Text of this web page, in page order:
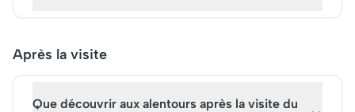
Après la visite
Que découvrir aux alentours après la visite du